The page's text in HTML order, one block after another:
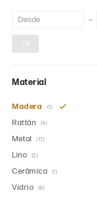
OK
Material
Madera (1)
Rattán (4)
Metal (17)
Lino (2)
Cerámica (1)
Vidrio (6)